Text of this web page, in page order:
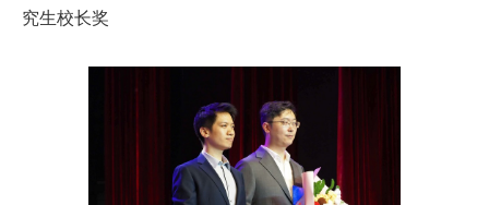
究生校长奖